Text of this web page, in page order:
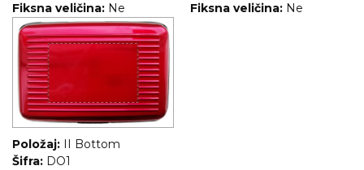
Fiksna veličina: Ne
Fiksna veličina: Ne
Položaj: II Bottom
Šifra: DO1